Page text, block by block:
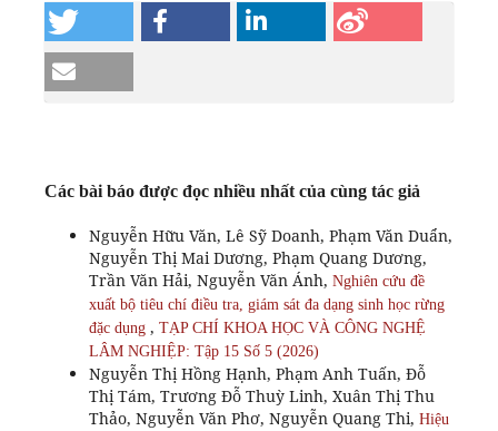
Các bài báo được đọc nhiều nhất của cùng tác giả
Nguyễn Hữu Văn, Lê Sỹ Doanh, Phạm Văn Duẩn,
Nguyễn Thị Mai Dương, Phạm Quang Dương,
Trần Văn Hải, Nguyễn Văn Ánh, Nghiên cứu đề
xuất bộ tiêu chí điều tra, giám sát đa dạng sinh học rừng
đặc dụng , TẠP CHÍ KHOA HỌC VÀ CÔNG NGHỆ
LÂM NGHIỆP: Tập 15 Số 5 (2026)
Nguyễn Thị Hồng Hạnh, Phạm Anh Tuấn, Đỗ
Thị Tám, Trương Đỗ Thuỳ Linh, Xuân Thị Thu
Thảo, Nguyễn Văn Phơ, Nguyễn Quang Thi, Hiệu